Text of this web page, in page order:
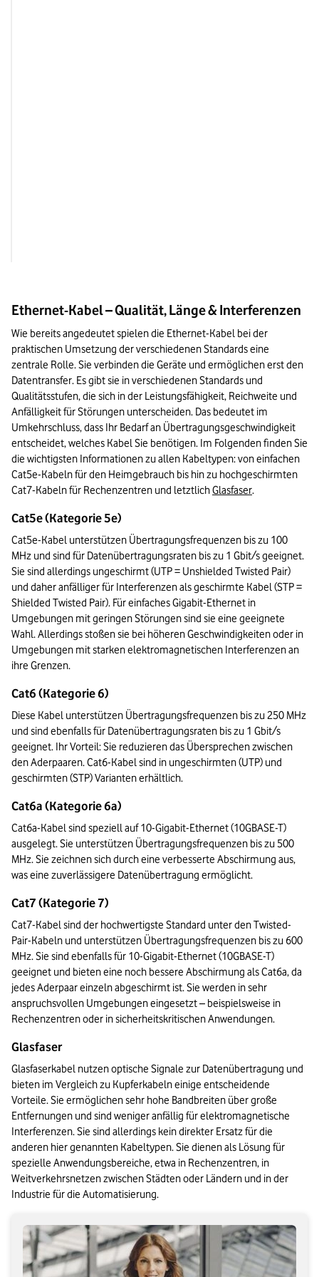
Ethernet-Kabel – Qualität, Länge & Interferenzen
Wie bereits angedeutet spielen die Ethernet-Kabel bei der
praktischen Umsetzung der verschiedenen Standards eine
zentrale Rolle. Sie verbinden die Geräte und ermöglichen erst den
Datentransfer. Es gibt sie in verschiedenen Standards und
Qualitätsstufen, die sich in der Leistungsfähigkeit, Reichweite und
Anfälligkeit für Störungen unterscheiden. Das bedeutet im
Umkehrschluss, dass Ihr Bedarf an Übertragungsgeschwindigkeit
entscheidet, welches Kabel Sie benötigen. Im Folgenden finden Sie
die wichtigsten Informationen zu allen Kabeltypen: von einfachen
Cat5e-Kabeln für den Heimgebrauch bis hin zu hochgeschirmten
Cat7-Kabeln für Rechenzentren und letztlich Glasfaser.
Cat5e (Kategorie 5e)
Cat5e-Kabel unterstützen Übertragungsfrequenzen bis zu 100
MHz und sind für Datenübertragungsraten bis zu 1 Gbit/s geeignet.
Sie sind allerdings ungeschirmt (UTP = Unshielded Twisted Pair)
und daher anfälliger für Interferenzen als geschirmte Kabel (STP =
Shielded Twisted Pair). Für einfaches Gigabit-Ethernet in
Umgebungen mit geringen Störungen sind sie eine geeignete
Wahl. Allerdings stoßen sie bei höheren Geschwindigkeiten oder in
Umgebungen mit starken elektromagnetischen Interferenzen an
ihre Grenzen.
Cat6 (Kategorie 6)
Diese Kabel unterstützen Übertragungsfrequenzen bis zu 250 MHz
und sind ebenfalls für Datenübertragungsraten bis zu 1 Gbit/s
geeignet. Ihr Vorteil: Sie reduzieren das Übersprechen zwischen
den Aderpaaren. Cat6-Kabel sind in ungeschirmten (UTP) und
geschirmten (STP) Varianten erhältlich.
Cat6a (Kategorie 6a)
Cat6a-Kabel sind speziell auf 10-Gigabit-Ethernet (10GBASE-T)
ausgelegt. Sie unterstützen Übertragungsfrequenzen bis zu 500
MHz. Sie zeichnen sich durch eine verbesserte Abschirmung aus,
was eine zuverlässigere Datenübertragung ermöglicht.
Cat7 (Kategorie 7)
Cat7-Kabel sind der hochwertigste Standard unter den Twisted-
Pair-Kabeln und unterstützen Übertragungsfrequenzen bis zu 600
MHz. Sie sind ebenfalls für 10-Gigabit-Ethernet (10GBASE-T)
geeignet und bieten eine noch bessere Abschirmung als Cat6a, da
jedes Aderpaar einzeln abgeschirmt ist. Sie werden in sehr
anspruchsvollen Umgebungen eingesetzt – beispielsweise in
Rechenzentren oder in sicherheitskritischen Anwendungen.
Glasfaser
Glasfaserkabel nutzen optische Signale zur Datenübertragung und
bieten im Vergleich zu Kupferkabeln einige entscheidende
Vorteile. Sie ermöglichen sehr hohe Bandbreiten über große
Entfernungen und sind weniger anfällig für elektromagnetische
Interferenzen. Sie sind allerdings kein direkter Ersatz für die
anderen hier genannten Kabeltypen. Sie dienen als Lösung für
spezielle Anwendungsbereiche, etwa in Rechenzentren, in
Weitverkehrsnetzen zwischen Städten oder Ländern und in der
Industrie für die Automatisierung.